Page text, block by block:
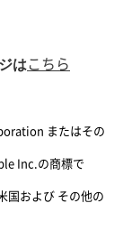
はこちら
またはその
Inc.の商標で
および その他の